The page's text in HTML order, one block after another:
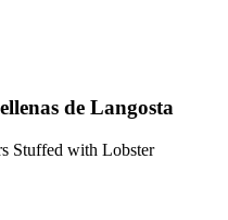
de Langosta
Stuffed with Lobster